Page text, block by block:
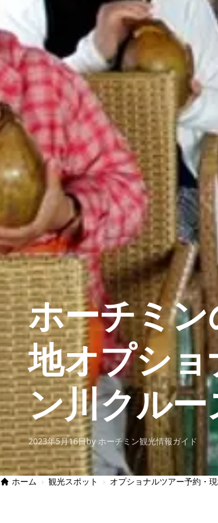
ホーチミ
地オプシ
ン川クル
2023年5月16日by ホーチミン観光情報ガイド
ホーム › 観光スポット › オプショナルツアー予約・